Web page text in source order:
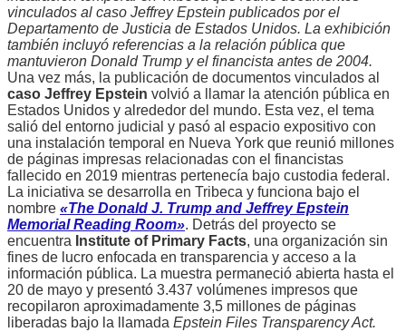
vinculados al caso Jeffrey Epstein publicados por el
Departamento de Justicia de Estados Unidos. La exhibición
también incluyó referencias a la relación pública que
mantuvieron Donald Trump y el financista antes de 2004.
Una vez más, la publicación de documentos vinculados al
caso Jeffrey Epstein volvió a llamar la atención pública en
Estados Unidos y alrededor del mundo. Esta vez, el tema
salió del entorno judicial y pasó al espacio expositivo con
una instalación temporal en Nueva York que reunió millones
de páginas impresas relacionadas con el financistas
fallecido en 2019 mientras pertenecía bajo custodia federal.
La iniciativa se desarrolla en Tribeca y funciona bajo el
nombre «The Donald J. Trump and Jeffrey Epstein
Memorial Reading Room». Detrás del proyecto se
encuentra Institute of Primary Facts, una organización sin
fines de lucro enfocada en transparencia y acceso a la
información pública. La muestra permaneció abierta hasta el
20 de mayo y presentó 3.437 volúmenes impresos que
recopilaron aproximadamente 3,5 millones de páginas
liberadas bajo la llamada Epstein Files Transparency Act.